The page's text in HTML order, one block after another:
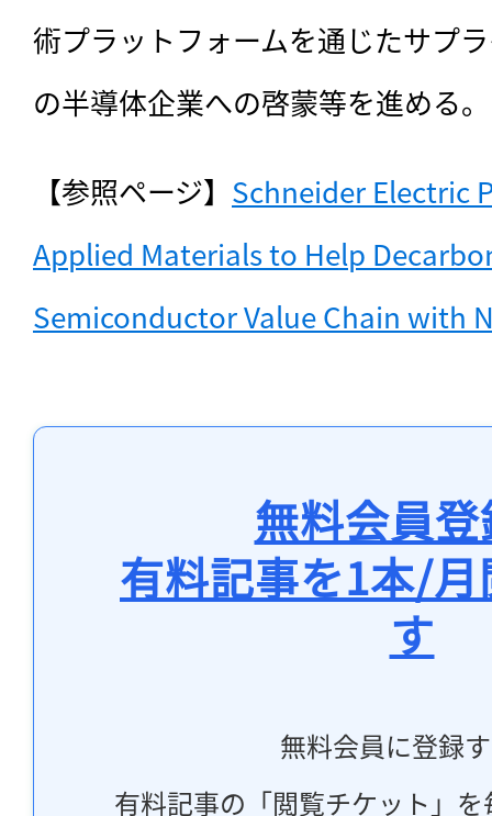
術プラットフォームを通じたサプ
の半導体企業への啓蒙等を進める。
【参照ページ】 Schneider Electric
Applied Materials to Help
Semiconductor Value Chain with
無料会員
有料記事を1本/
す
無料会員に登録
有料記事の「閲覧チケット」